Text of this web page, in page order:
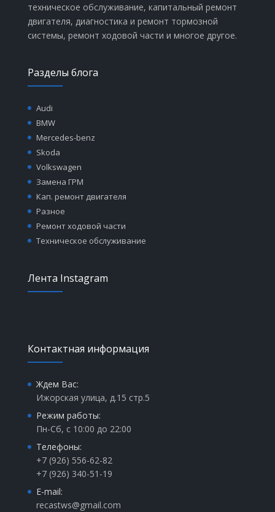
техническое обслуживание, капитальный ремонт
двигателя, диагностика и ремонт тормозной
системы, ремонт ходовой части и многое другое.
Разделы блога
Audi
BMW
Mercedes-benz
Skoda
Volkswagen
Замена ГРМ
Кап. ремонт двигателя
Разное
Ремонт ходовой части
Техническое обслуживание
Лента Instagram
Контактная информация
Ждем Вас:
Ижорская улица, д.15 стр.5
Режим работы:
Пн-Сб, с 10:00 до 22:00
Телефоны:
+7 (926) 556-62-82
+7 (926) 340-51-19
E-mail:
recastws@gmail.com